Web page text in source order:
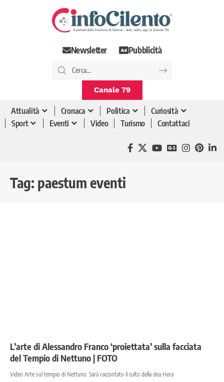
Newsletter Pubblicità
Canale 79
Attualità Cronaca Politica
Curiosità
Sport
Eventi Video Turismo Contattaci
Tag: paestum eventi
L’arte di Alessandro Franco ‘proiettata’ sulla facciata
del Tempio di Nettuno | FOTO
Video Arte sul tempio di Nettuno. Sarà raccontato il culto della dea Hera